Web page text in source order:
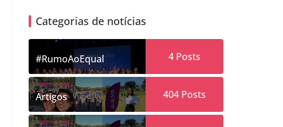
Categorias de notícias
#RumoAoEqual 4Posts
Artigos 404Posts